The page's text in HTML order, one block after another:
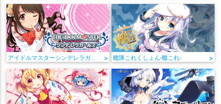
アイドルマスターシンデレラガールズ > 艦隊これくしょん-艦これ- >